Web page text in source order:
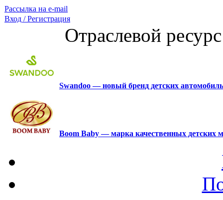
Рассылка на e-mail
Вход / Регистрация
Отраслевой
Swandoo — новый бренд детских
Boom Baby — марка качественных детских